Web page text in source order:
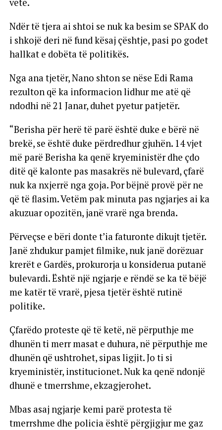
vetë.
Ndër të tjera ai shtoi se nuk ka besim se SPAK do
i shkojë deri në fund kësaj çështje, pasi po godet
hallkat e dobëta të politikës.
Nga ana tjetër, Nano shton se nëse Edi Rama
rezulton që ka informacion lidhur me atë që
ndodhi në 21 Janar, duhet pyetur patjetër.
“Berisha për herë të parë është duke e bërë në
brekë, se është duke përdredhur gjuhën. 14 vjet
më parë Berisha ka qenë kryeministër dhe çdo
ditë që kalonte pas masakrës në bulevard, çfarë
nuk ka nxjerrë nga goja. Por bëjnë provë për ne
që të flasim. Vetëm pak minuta pas ngjarjes ai ka
akuzuar opozitën, janë vrarë nga brenda.
Përveçse e bëri donte t’ia faturonte dikujt tjetër.
Janë zhdukur pamjet filmike, nuk janë dorëzuar
krerët e Gardës, prokurorja u konsiderua putanë
bulevardi. Është një ngjarje e rëndë se ka të bëjë
me katër të vrarë, pjesa tjetër është rutinë
politike.
Çfarëdo proteste që të ketë, në përputhje me
dhunën ti merr masat e duhura, në përputhje me
dhunën që ushtrohet, sipas ligjit. Jo ti si
kryeministër, institucionet. Nuk ka qenë ndonjë
dhunë e tmerrshme, ekzagjerohet.
Mbas asaj ngjarje kemi parë protesta të
tmerrshme dhe policia është përgjigjur me gaz